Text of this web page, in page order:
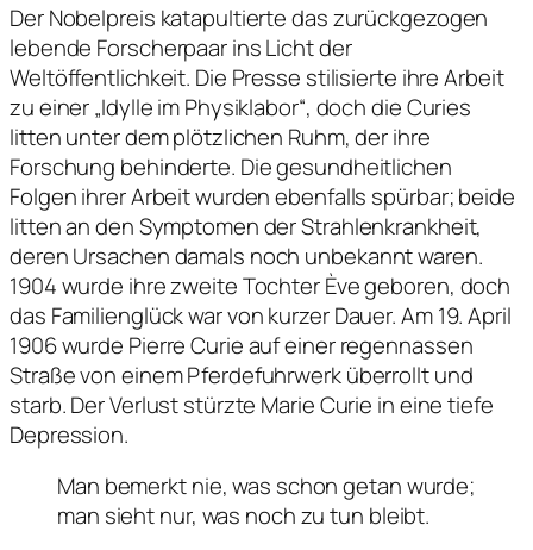
Der Nobelpreis katapultierte das zurückgezogen
lebende Forscherpaar ins Licht der
Weltöffentlichkeit. Die Presse stilisierte ihre Arbeit
zu einer „Idylle im Physiklabor“, doch die Curies
litten unter dem plötzlichen Ruhm, der ihre
Forschung behinderte. Die gesundheitlichen
Folgen ihrer Arbeit wurden ebenfalls spürbar; beide
litten an den Symptomen der Strahlenkrankheit,
deren Ursachen damals noch unbekannt waren.
1904 wurde ihre zweite Tochter Ève geboren, doch
das Familienglück war von kurzer Dauer. Am 19. April
1906 wurde Pierre Curie auf einer regennassen
Straße von einem Pferdefuhrwerk überrollt und
starb. Der Verlust stürzte Marie Curie in eine tiefe
Depression.
Man bemerkt nie, was schon getan wurde;
man sieht nur, was noch zu tun bleibt.